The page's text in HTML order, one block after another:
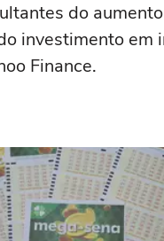
do
investimento
Finance.